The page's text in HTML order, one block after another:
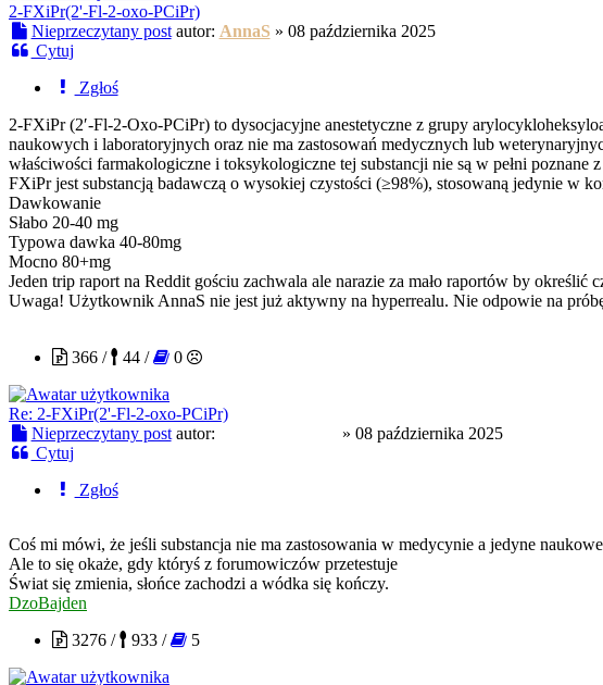
2-FXiPr(2'-Fl-2-oxo-PCiPr)
Nieprzeczytany post autor: AnnaS » 08 października 2025
Cytuj
Zgłoś
2-FXiPr (2′-Fl-2-Oxo-PCiPr) to dysocjacyjne anestetyczne z grupy
naukowych i laboratoryjnych oraz nie ma zastosowań medycznych lub
właściwości farmakologiczne i toksykologiczne tej substancji nie są w pełni
FXiPr jest substancją badawczą o wysokiej czystości (≥98%), stosowaną jedynie w
Dawkowanie
Słabo 20-40 mg
Typowa dawka 40-80mg
Mocno 80+mg
Jeden trip raport na Reddit gościu zachwala ale narazie za mało raportów by określić
Uwaga! Użytkownik AnnaS nie jest już aktywny na hyperrealu. Nie odpowie na
366 /
44 / 0
Re: 2-FXiPr(2'-Fl-2-oxo-PCiPr)
Nieprzeczytany post autor: » 08 października 2025
Cytuj
Zgłoś
Coś mi mówi, że jeśli substancja nie ma zastosowania w medycynie a jedyne
Ale to się okaże, gdy któryś z forumowiczów przetestuje
Świat się zmienia, słońce zachodzi a wódka się kończy.
DzoBajden
3276 /
933 / 5